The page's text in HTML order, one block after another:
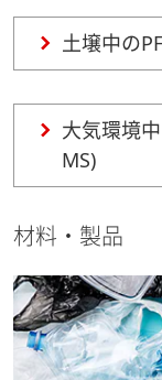
土壌中の
大気環境
MS)
材料・製品